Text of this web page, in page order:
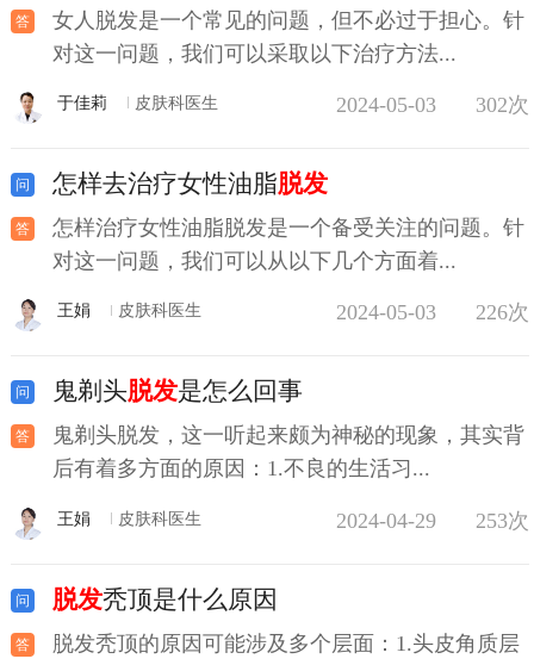
女人脱发是一个常见的问题，但不必过于担心。针
对这一问题，我们可以采取以下治疗方法...
于佳莉 皮肤科医生 2024-05-03 302次
怎样去治疗女性油脂脱发
怎样治疗女性油脂脱发是一个备受关注的问题。针
对这一问题，我们可以从以下几个方面着...
王娟 皮肤科医生 2024-05-03 226次
鬼剃头脱发是怎么回事
鬼剃头脱发，这一听起来颇为神秘的现象，其实背
后有着多方面的原因：1.不良的生活习...
王娟 皮肤科医生 2024-04-29 253次
脱发秃顶是什么原因
脱发秃顶的原因可能涉及多个层面：1.头皮角质层